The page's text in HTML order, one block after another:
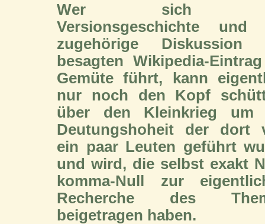
Wer sich
Versionsgeschichte und
zugehörige Diskussion
besagten Wikipedia-
Gemüte führt, kann
nur noch den Kopf
über den Kleinkrieg um
Deutungshoheit der dort
ein paar Leuten geführt
und wird, die selbst exakt
komma-Null zur
Recherche des
beigetragen haben.